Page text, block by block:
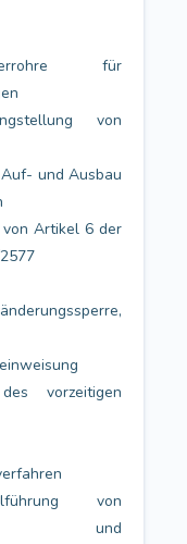
für
von
und Ausbau
Artikel 6 der
vorzeitigen
von
und